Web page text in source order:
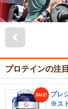
プロテインの注
プレ
※ス